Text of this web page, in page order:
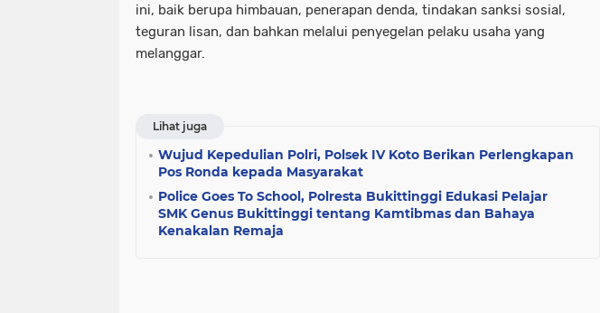
ini, baik berupa himbauan, penerapan denda, tindakan sanksi sosial,
teguran lisan, dan bahkan melalui penyegelan pelaku usaha yang
melanggar.
Lihat juga
Wujud Kepedulian Polri, Polsek IV Koto Berikan Perlengkapan
Pos Ronda kepada Masyarakat
Police Goes To School, Polresta Bukittinggi Edukasi Pelajar
SMK Genus Bukittinggi tentang Kamtibmas dan Bahaya
Kenakalan Remaja